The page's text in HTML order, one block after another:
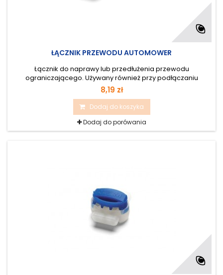
ŁĄCZNIK PRZEWODU AUTOMOWER
Łącznik do naprawy lub przedłużenia przewodu
ograniczającego. Używany również przy podłączaniu
przewodu doprowadzającego do instalacji. 1 szt
8,19 zł
Dodaj do koszyka
Dodaj do porówania